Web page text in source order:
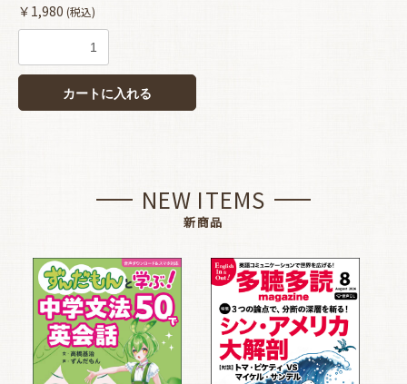
￥1,980 (税込)
カートに入れる
NEW ITEMS
新商品